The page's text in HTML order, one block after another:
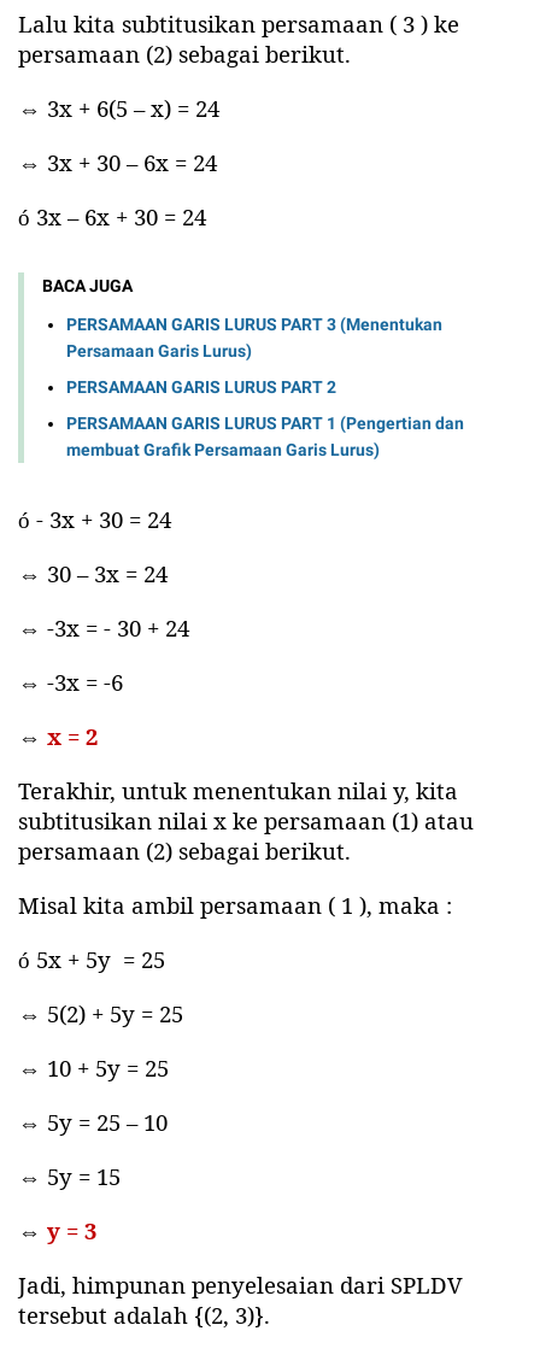
Lalu kita subtitusikan persamaan ( 3 ) ke
persamaan (2) sebagai berikut.
⇔ 3x + 6(5 – x) = 24
⇔ 3x + 30 – 6x = 24
ó 3x – 6x + 30 = 24
BACA JUGA
PERSAMAAN GARIS LURUS PART 3 (Menentukan
Persamaan Garis Lurus)
PERSAMAAN GARIS LURUS PART 2
PERSAMAAN GARIS LURUS PART 1 (Pengertian dan
membuat Grafik Persamaan Garis Lurus)
ó - 3x + 30 = 24
⇔ 30 – 3x = 24
⇔ -3x = - 30 + 24
⇔ -3x = -6
⇔ x = 2
Terakhir, untuk menentukan nilai y, kita
subtitusikan nilai x ke persamaan (1) atau
persamaan (2) sebagai berikut.
Misal kita ambil persamaan ( 1 ), maka :
ó 5x + 5y = 25
⇔ 5(2) + 5y = 25
⇔ 10 + 5y = 25
⇔ 5y = 25 – 10
⇔ 5y = 15
⇔ y = 3
Jadi, himpunan penyelesaian dari SPLDV
tersebut adalah {(2, 3)}.